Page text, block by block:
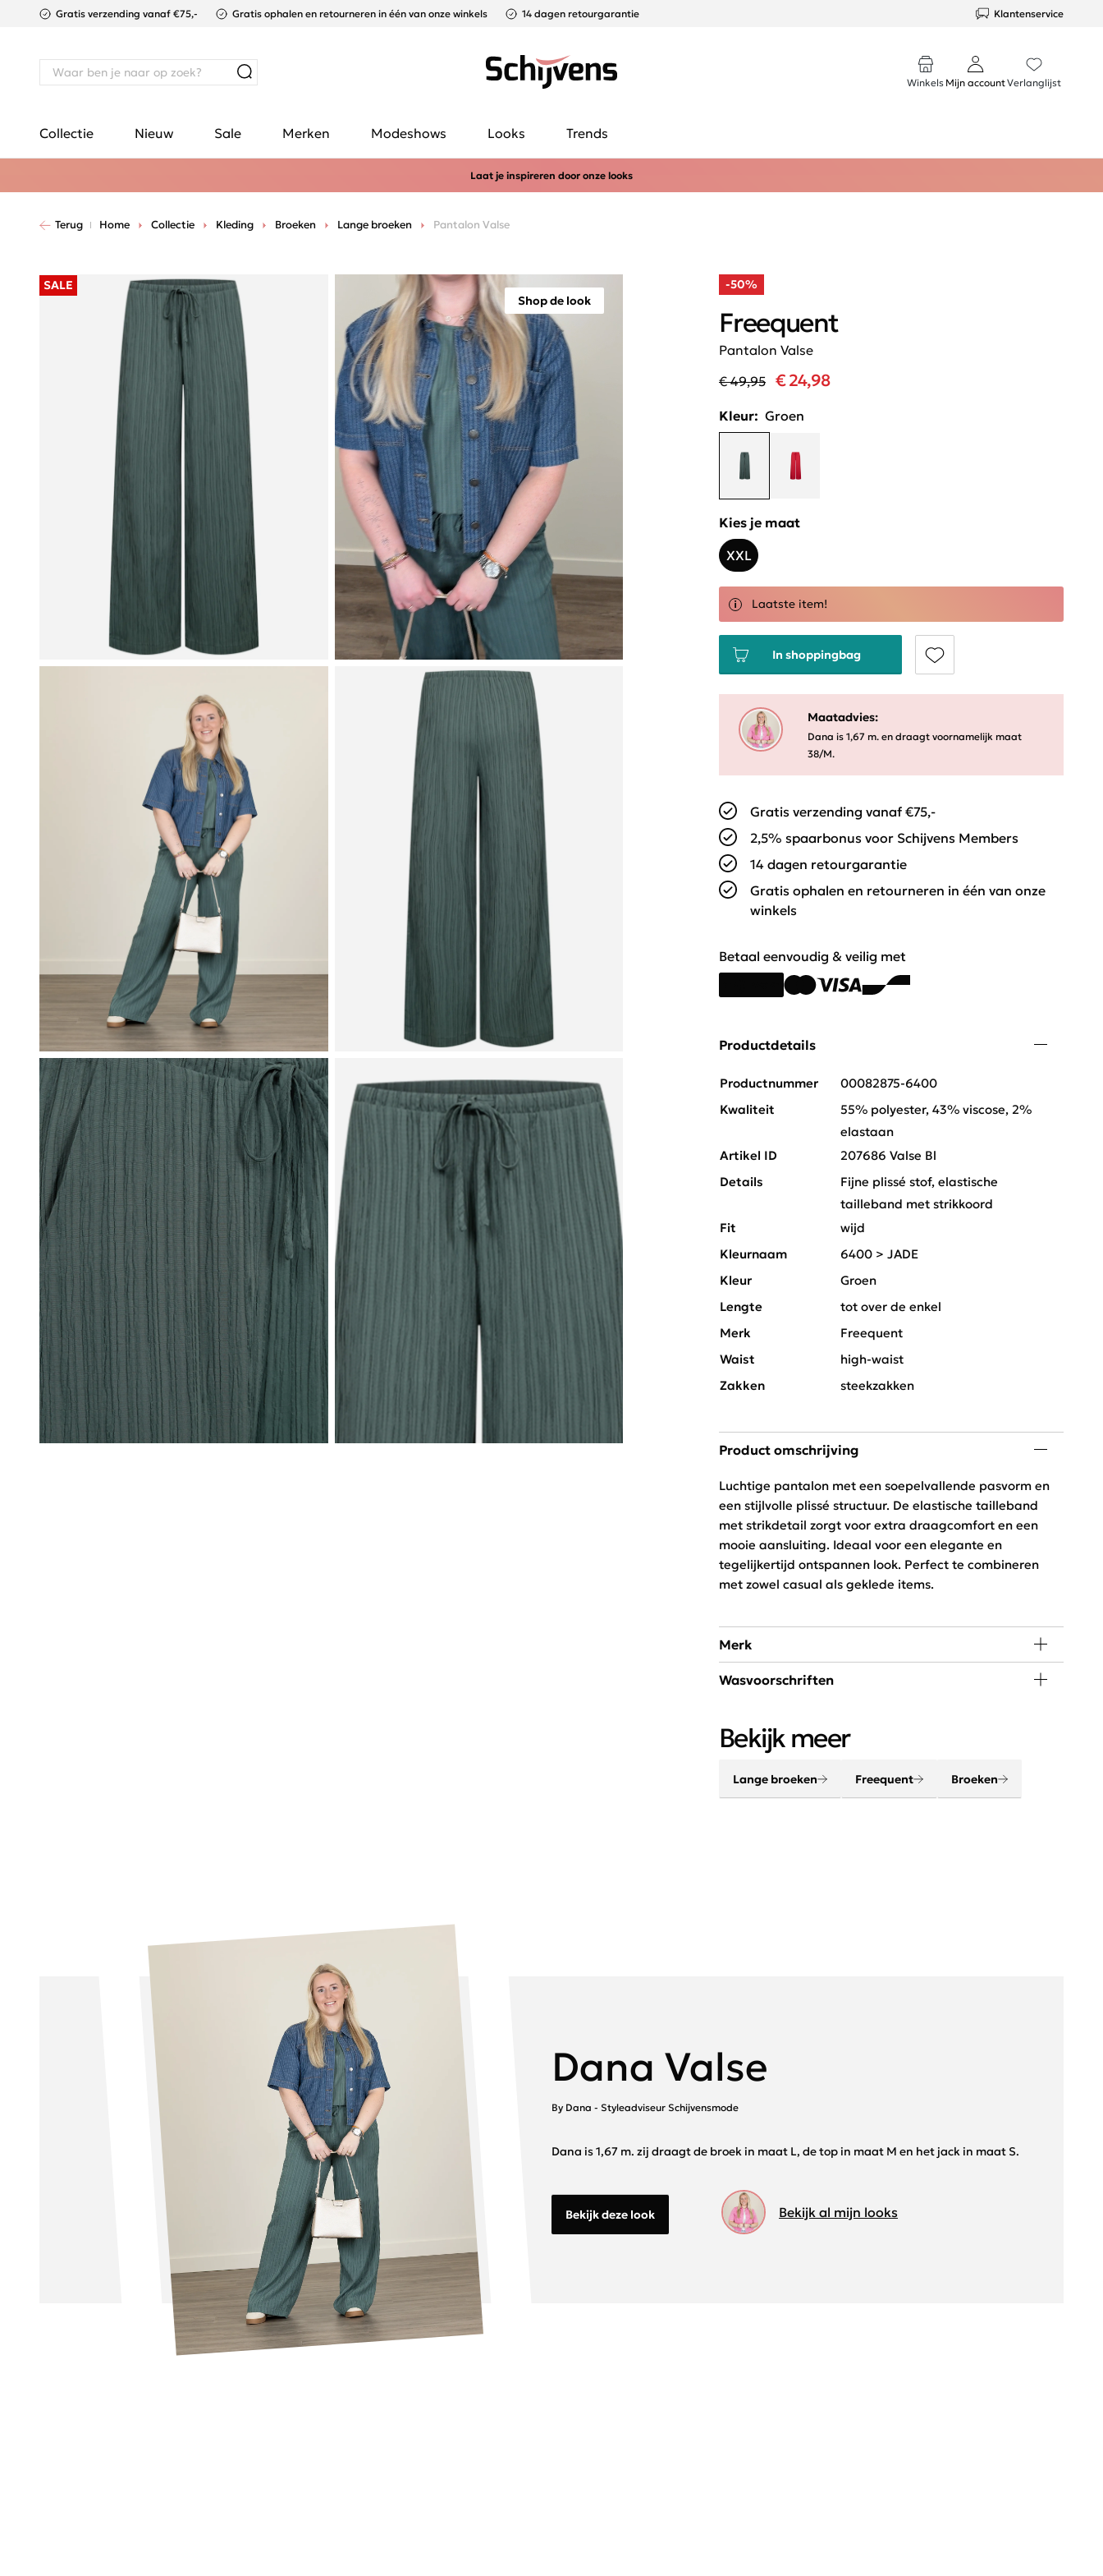
Gratis verzending vanaf €75,- Gratis ophalen en retourneren in één van onze winkels 14 dagen retourgarantie Klantenservice
Winkels Mijn accountVerlanglijst
Collectie Nieuw Sale Merken Modeshows Looks Trends
Laat je inspireren door onze looks
Terug Home Collectie Kleding Broeken Lange broeken Pantalon Valse
SALE
Shop de look
-50%
Pantalon Valse
Freequent
€ 49,95 € 24,98
Kleur: Groen
Kies je maat
XXL
Laatste item!
In shoppingbag
Maatadvies:
Dana is 1,67 m. en draagt voornamelijk maat
38/M.
Gratis verzending vanaf €75,-
2,5% spaarbonus voor Schijvens Members
14 dagen retourgarantie
Gratis ophalen en retourneren in één van onze
winkels
Betaal eenvoudig & veilig met
Productdetails
Productnummer
00082875-6400
Kwaliteit
55% polyester, 43% viscose, 2%
elastaan
Artikel ID
207686 Valse Bl
Details
Fijne plissé stof, elastische
tailleband met strikkoord
Fit
wijd
Kleurnaam
6400 > JADE
Kleur
Groen
Lengte
tot over de enkel
Merk
Freequent
Waist
high-waist
Zakken
steekzakken
Product omschrijving
Luchtige pantalon met een soepelvallende pasvorm en
een stijlvolle plissé structuur. De elastische tailleband
met strikdetail zorgt voor extra draagcomfort en een
mooie aansluiting. Ideaal voor een elegante en
tegelijkertijd ontspannen look. Perfect te combineren
met zowel casual als geklede items.
Merk
Mode, passie en creativiteit staan centraal bij
elegant, stoer en helemaal van deze tijd.
Wasvoorschriften
Bekijk meer
Lange broeken Freequent Broeken
Dana Valse
By Dana - Styleadviseur Schijvensmode
Dana is 1,67 m. zij draagt de broek in maat L, de top in maat M en het jack in maat S.
Bekijk deze look Bekijk al mijn looks